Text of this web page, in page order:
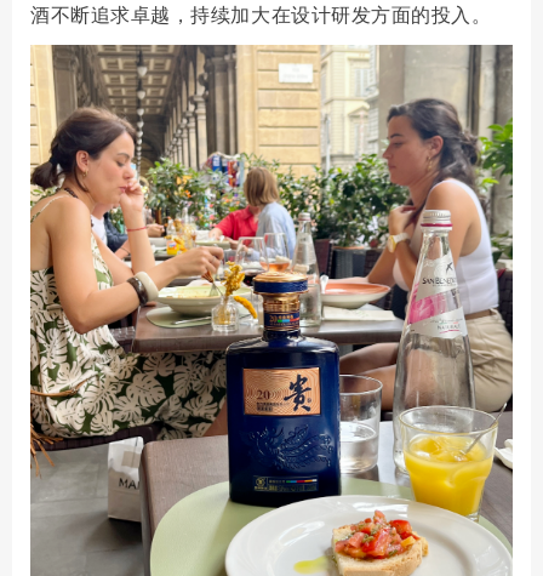
酒不断追求卓越，持续加大在设计研发方面的投入。